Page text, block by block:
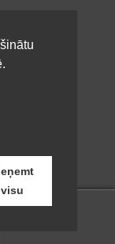
visu